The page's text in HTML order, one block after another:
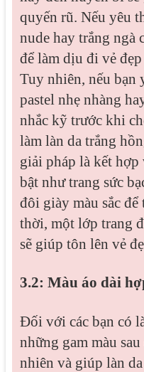
quyến rũ. Nếu yêu
nude hay trắng ngà
để làm dịu đi vẻ
Tuy nhiên, nếu bạn
pastel nhẹ nhàng
nhắc kỹ trước khi
làm làn da trắng
giải pháp là kết
bật như trang sức
đôi giày màu sắc
thời, một lớp trang
sẽ giúp tôn lên vẻ
3.2: Màu áo dài
Đối với các bạn có
những gam màu
nhiên và giúp làn